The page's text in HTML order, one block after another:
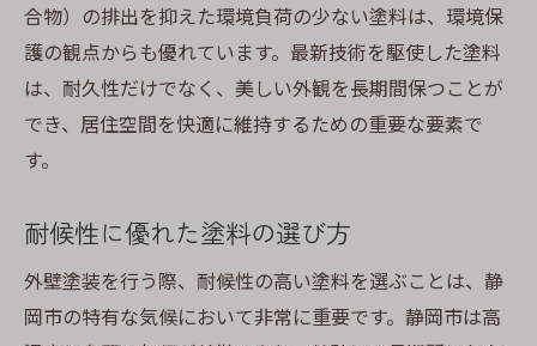
合物）の排出を抑えた環境負荷の少ない塗料は、環境保
護の観点からも優れています。最新技術を駆使した塗料
は、耐久性だけでなく、美しい外観を長期間保つことが
でき、居住空間を快適に維持するための重要な要素で
す。
耐候性に優れた塗料の選び方
外壁塗装を行う際、耐候性の高い塗料を選ぶことは、静
岡市の特有な気候において非常に重要です。静岡市は高